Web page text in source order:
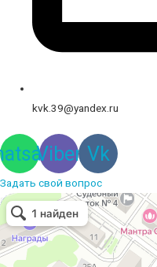
kvk.39@yandex.ru
Viber Vk
Задать свой вопрос
Вышивальная компания
Услуги вышивки в Калининграде